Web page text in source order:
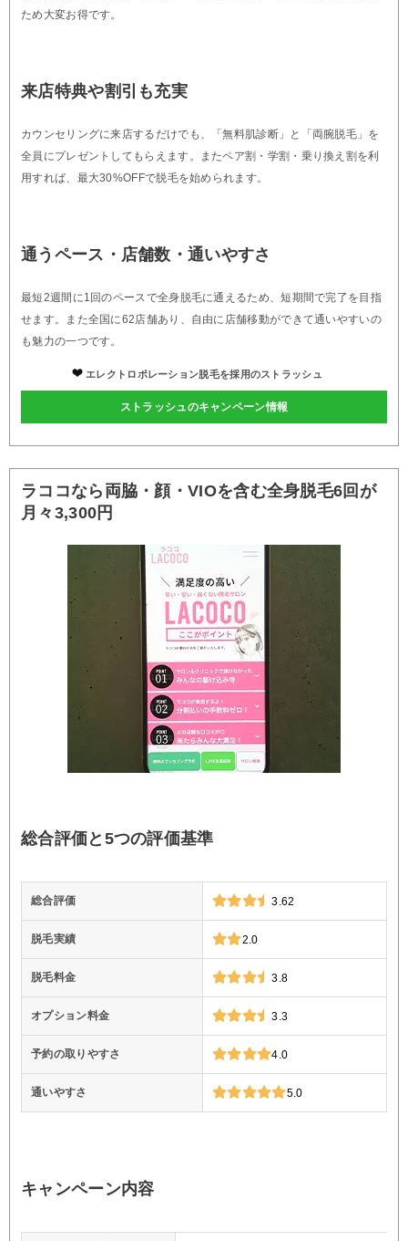
ため大変お得です。
来店特典や割引も充実
カウンセリングに来店するだけでも、「無料肌診断」と「両腕脱毛」を
全員にプレゼントしてもらえます。またペア割・学割・乗り換え割を利
用すれば、最大30%OFFで脱毛を始められます。
通うペース・店舗数・通いやすさ
最短2週間に1回のペースで全身脱毛に通えるため、短期間で完了を目指
せます。また全国に62店舗あり、自由に店舗移動ができて通いやすいの
も魅力の一つです。
エレクトロポレーション脱毛を採用のストラッシュ
ストラッシュのキャンペーン情報
ラココなら両脇・顔・VIOを含む全身脱毛6回が
月々3,300円
総合評価と5つの評価基準
総合評価 3.62
脱毛実績 2.0
脱毛料金 3.8
オプション料金 3.3
予約の取りやすさ 4.0
通いやすさ 5.0
キャンペーン内容